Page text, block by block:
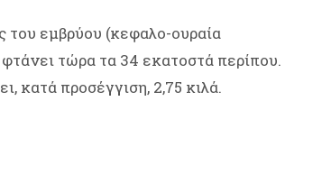
του εμβρύου (κεφαλο-ουραία
τώρα τα 34 εκατοστά περίπου.
κατά προσέγγιση, 2,75 κιλά.